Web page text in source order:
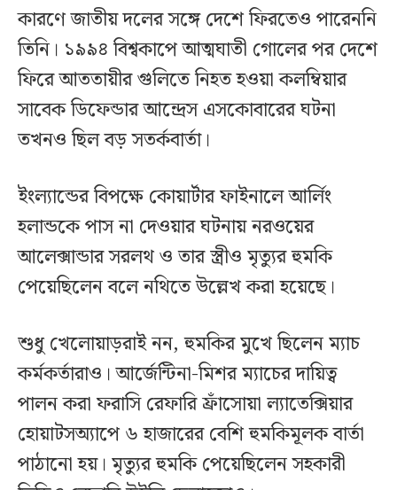
কারণে জাতীয় দলের সঙ্গে দেশে ফিরতেও পারেননি
তিনি। ১৯৯৪ বিশ্বকাপে আত্মঘাতী গোলের পর দেশে
ফিরে আততায়ীর গুলিতে নিহত হওয়া কলম্বিয়ার
সাবেক ডিফেন্ডার আন্দ্রেস এসকোবারের ঘটনা
তখনও ছিল বড় সতর্কবার্তা।
ইংল্যান্ডের বিপক্ষে কোয়ার্টার ফাইনালে আর্লিং
হলান্ডকে পাস না দেওয়ার ঘটনায় নরওয়ের
আলেক্সান্ডার সরলথ ও তার স্ত্রীও মৃত্যুর হুমকি
পেয়েছিলেন বলে নথিতে উল্লেখ করা হয়েছে।
শুধু খেলোয়াড়রাই নন, হুমকির মুখে ছিলেন ম্যাচ
কর্মকর্তারাও। আর্জেন্টিনা-মিশর ম্যাচের দায়িত্ব
পালন করা ফরাসি রেফারি ফ্রাঁসোয়া ল্যাতেক্সিয়ার
হোয়াটসঅ্যাপে ৬ হাজারের বেশি হুমকিমূলক বার্তা
পাঠানো হয়। মৃত্যুর হুমকি পেয়েছিলেন সহকারী